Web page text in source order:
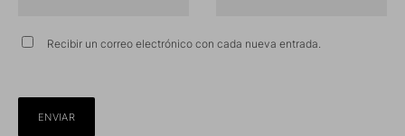
Recibir un correo electrónico con cada nueva entrada.